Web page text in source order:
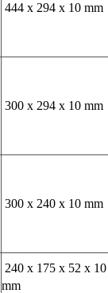
444 x 294 x 10 mm
300 x 294 x 10 mm
300 x 240 x 10 mm
240 x 175 x 52 x 10
mm